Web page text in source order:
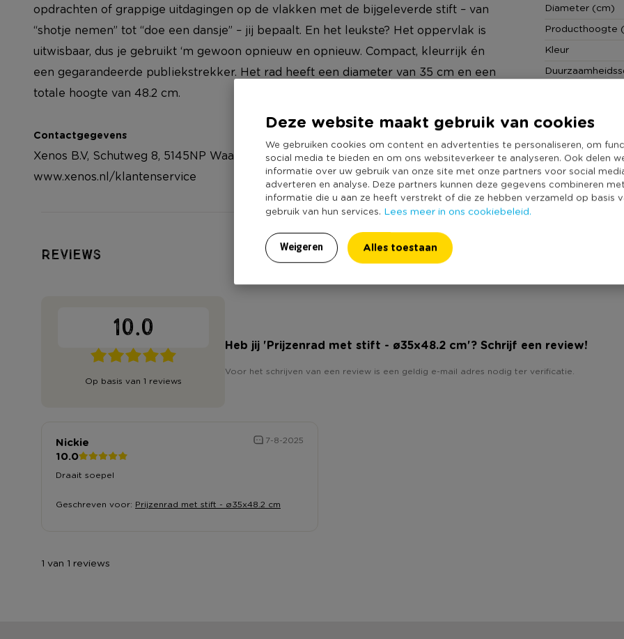
Deze website maakt gebruik van cookies
We gebruiken cookies om content en advertenties te personaliseren, om
social media te bieden en om ons websiteverkeer te analyseren. Ook delen
informatie over uw gebruik van onze site met onze partners voor social
adverteren en analyse. Deze partners kunnen deze gegevens combineren
informatie die u aan ze heeft verstrekt of die ze hebben verzameld op basis
gebruik van hun services. Lees meer in ons cookiebeleid.
Weigeren Alles toestaan
opdrachten of grappige uitdagingen op de vlakken met de bijgeleverde stift – van
“shotje nemen” tot “doe een dansje” – jij bepaalt. En het leukste? Het oppervlak is
uitwisbaar, dus je gebruikt ‘m gewoon opnieuw en opnieuw. Compact, kleurrijk én
een gegarandeerde publiekstrekker. Het rad heeft een diameter van 35 cm en een
totale hoogte van 48.2 cm.
Contactgegevens
Xenos B.V, Schutweg 8, 5145NP Waalwijk, Nederland
www.xenos.nl/klantenservice
Diameter (cm)
Producthoogte
Kleur
Reviews
10.0
Op basis van 1 reviews
Heb jij 'Prijzenrad met stift - ø35x48.2 cm'? Schrijf een review!
Voor het schrijven van een review is een geldig e-mail adres nodig ter verificatie.
Nickie 7-8-2025
10.0
Draait soepel
Geschreven voor: Prijzenrad met stift - ø35x48.2 cm
1 van 1 reviews